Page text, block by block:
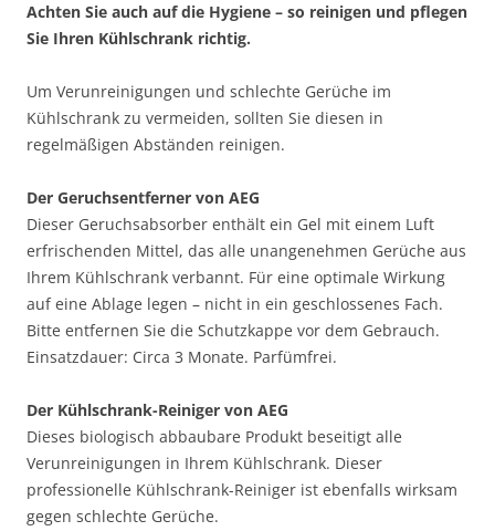
Achten Sie auch auf die Hygiene – so reinigen und pflegen
Sie Ihren Kühlschrank richtig.
Um Verunreinigungen und schlechte Gerüche im
Kühlschrank zu vermeiden, sollten Sie diesen in
regelmäßigen Abständen reinigen.
Der Geruchsentferner von AEG
Dieser Geruchsabsorber enthält ein Gel mit einem Luft
erfrischenden Mittel, das alle unangenehmen Gerüche aus
Ihrem Kühlschrank verbannt. Für eine optimale Wirkung
auf eine Ablage legen – nicht in ein geschlossenes Fach.
Bitte entfernen Sie die Schutzkappe vor dem Gebrauch.
Einsatzdauer: Circa 3 Monate. Parfümfrei.
Der Kühlschrank-Reiniger von AEG
Dieses biologisch abbaubare Produkt beseitigt alle
Verunreinigungen in Ihrem Kühlschrank. Dieser
professionelle Kühlschrank-Reiniger ist ebenfalls wirksam
gegen schlechte Gerüche.